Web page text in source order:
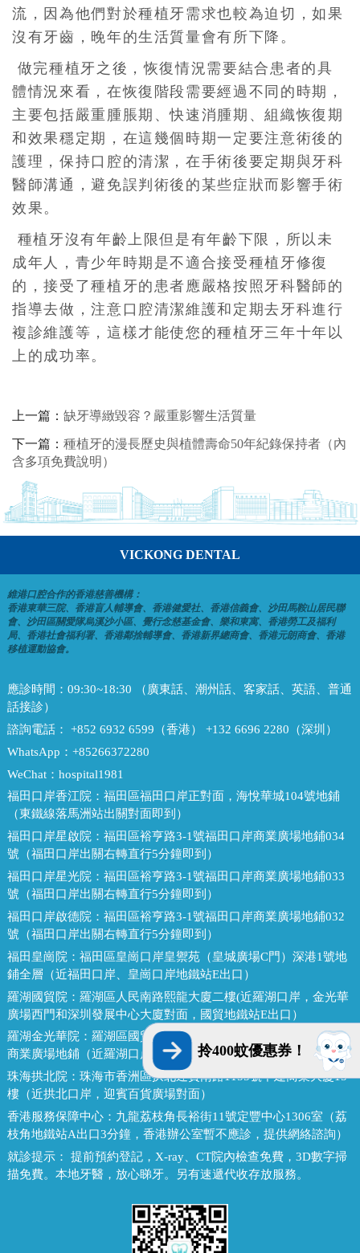
流，因為他們對於種植牙需求也較為迫切，如果
沒有牙齒，晚年的生活質量會有所下降。
做完種植牙之後，恢復情況需要結合患者的具
體情況來看，在恢復階段需要經過不同的時期，
主要包括嚴重腫脹期、快速消腫期、組織恢復期
和效果穩定期，在這幾個時期一定要注意術後的
護理，保持口腔的清潔，在手術後要定期與牙科
醫師溝通，避免誤判術後的某些症狀而影響手術
效果。
種植牙沒有年齡上限但是有年齡下限，所以未
成年人，青少年時期是不適合接受種植牙修復
的，接受了種植牙的患者應嚴格按照牙科醫師的
指導去做，注意口腔清潔維護和定期去牙科進行
複診維護等，這樣才能使您的種植牙三年十年以
上的成功率。
上一篇： 缺牙導緻毀容？嚴重影響生活質量
下一篇： 種植牙的漫長歷史與植體壽命50年紀錄保持者（內
含多項免費說明）
VICKONG DENTAL
維港口腔合作的香港慈善機構：
香港東華三院、香港盲人輔導會、香港健愛社、香港信義會、沙田馬鞍山居民聯
會、沙田區關愛隊烏溪沙小區、覺行念慈基金會、樂和東寓、香港勞工及福利
局、香港社會福利署、香港鄰捨輔導會、香港新界總商會、香港元朗商會、香港
移植運動協會。
應診時間： 09:30~18:30 （廣東話、潮州話、客家話、英語、普通
話接診）
諮詢電話： +852 6932 6599（香港） +132 6696 2280（深圳）
WhatsApp： +85266372280
WeChat： hospital1981
福田口岸香江院： 福田區福田口岸正對面，海悅華城104號地鋪
（東鐵線落馬洲站出關對面即到）
福田口岸星啟院： 福田區裕亨路3-1號福田口岸商業廣場地鋪034
號（福田口岸出關右轉直行5分鐘即到）
福田口岸星光院： 福田區裕亨路3-1號福田口岸商業廣場地鋪033
號（福田口岸出關右轉直行5分鐘即到）
福田口岸啟德院： 福田區裕亨路3-1號福田口岸商業廣場地鋪032
號（福田口岸出關右轉直行5分鐘即到）
福田皇崗院： 福田區皇崗口岸皇禦苑（皇城廣場C門）深港1號地
鋪全層（近福田口岸、皇崗口岸地鐵站E出口）
羅湖國貿院： 羅湖區人民南路熙龍大廈二樓(近羅湖口岸，金光華
廣場西門和深圳發展中心大廈對面，國貿地鐵站E出口）
羅湖金光華院： 羅湖區國貿金光華廣場東二門對面，南湖路凱利
商業廣場地鋪（近羅湖口岸、國貿地鐵站B出口）
珠海拱北院： 珠海市香洲區拱北迎賓南路1155號中建商業大廈15
樓（近拱北口岸，迎賓百貨廣場對面）
香港服務保障中心： 九龍荔枝角長裕街11號定豐中心1306室（荔
枝角地鐵站A出口3分鐘，香港辦公室暫不應診，提供網絡諮詢）
就診提示： 提前預約登記，X-ray、CT院內檢查免費，3D數字掃
描免費。本地牙醫，放心睇牙。另有速遞代收存放服務。
拎400蚊優惠券！